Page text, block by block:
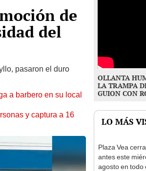
de
del
pasaron el duro
a barbero en su local
y captura a 16
OLLANTA
LA TRAMPA
GUION CON
LO MÁS
Plaza Vea
antes este
agosto en todo